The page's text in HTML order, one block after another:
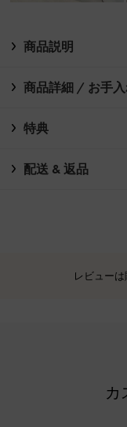
商品説明
商品詳細 / お手
特典
配送 & 返品
レビュー
カ